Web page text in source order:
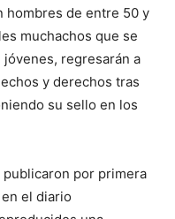
hombres de entre 50 y
muchachos que se
regresarán a
y derechos tras
su sello en los
por primera
el diario